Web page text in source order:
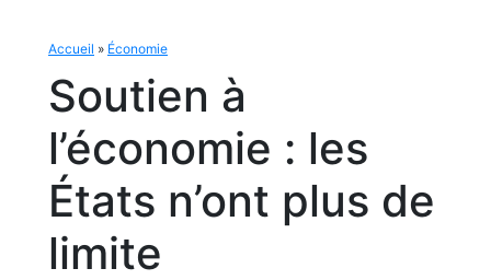
Accueil » Économie
Soutien à
l’économie : les
États n’ont plus de
limite